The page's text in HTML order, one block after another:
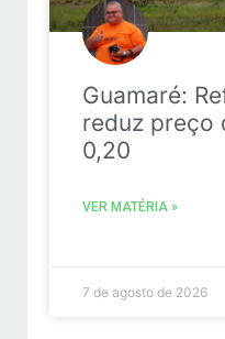
Guamaré:
reduz preço
0,20
VER MATÉRIA »
7 de agosto de 2026